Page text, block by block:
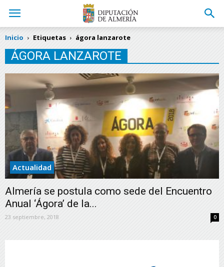
Inicio Etiquetas ágora lanzarote
ÁGORA LANZAROTE
Actualidad
Almería se postula como sede del Encuentro
Anual ‘Ágora’ de la...
23 septiembre, 2018 0